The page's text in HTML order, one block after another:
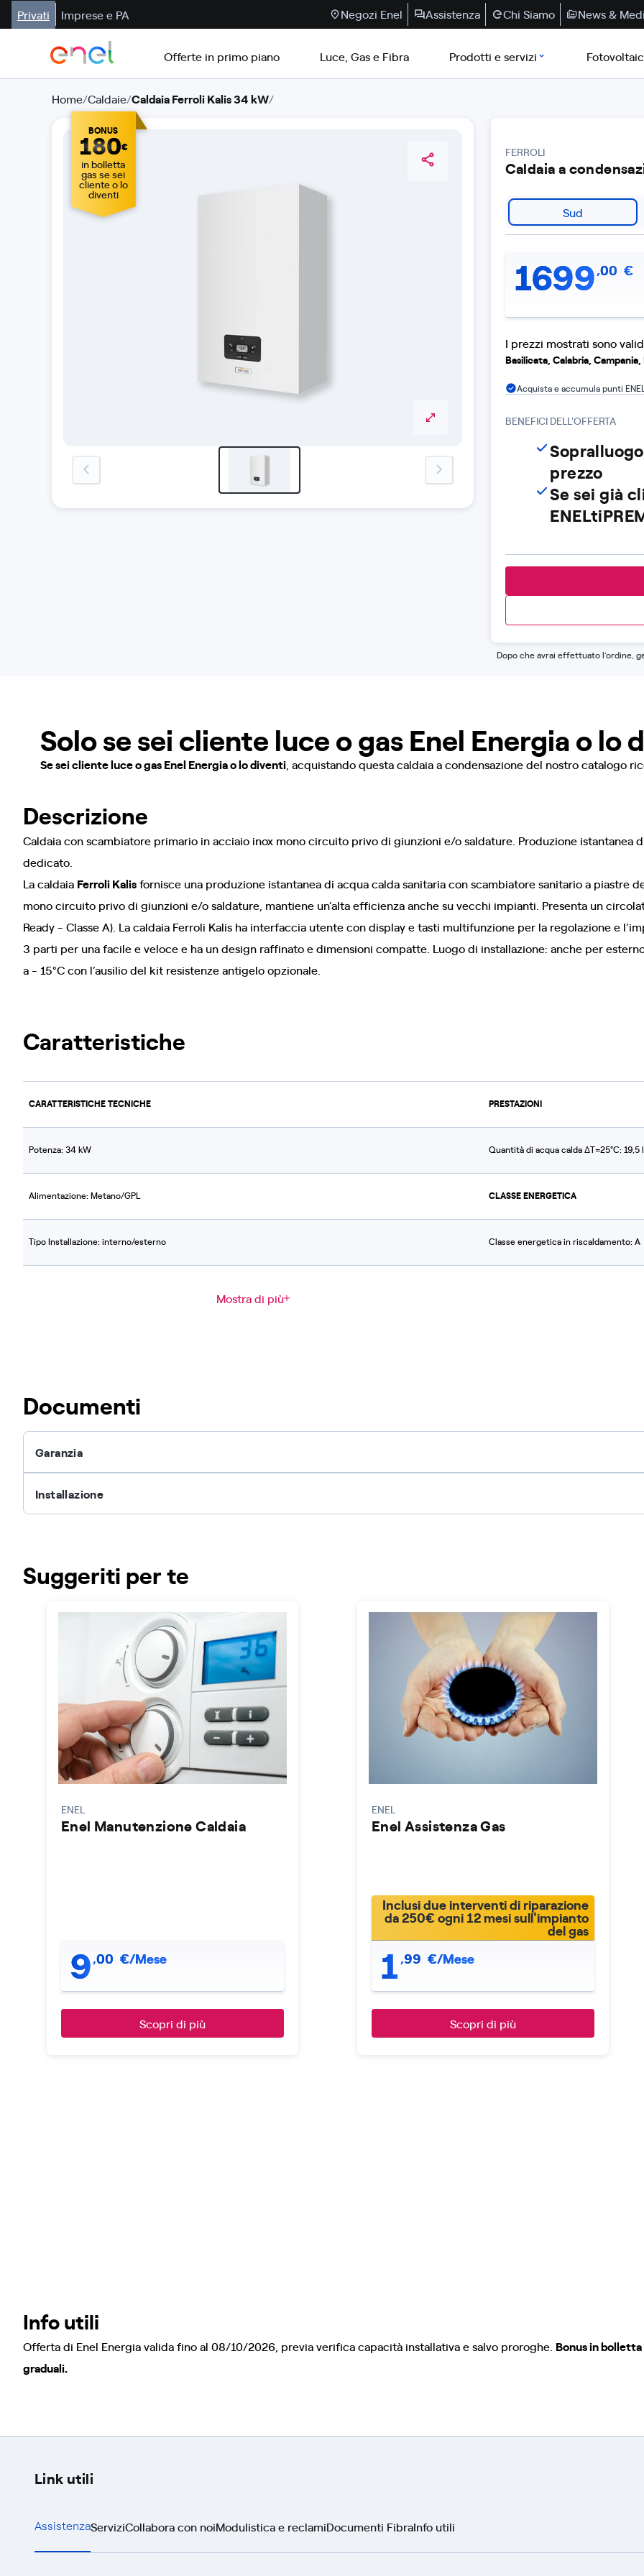
Privati Imprese e PA Negozi Enel Assistenza Chi Siamo News &
Offerte in primo piano Luce, Gas e Fibra Prodotti e servizi
Home/Caldaie/Caldaia Ferroli Kalis 34 kW/
BONUS
180€
in bolletta
gas se sei
cliente o lo
diventi
previous-image next-image
FERROLI
Caldaia a
Sud
1699,00 €
I prezzi mostrati sono
Basilicata, Calabria, Campania,
Acquista e accumula punti
BENEFICI DELL'OFFERTA
prezzo
Se sei già
Dopo che avrai effettuato l'ordine,
Solo se sei cliente luce o gas Enel Energia o lo
Se sei cliente luce o gas Enel Energia o lo diventi , acquistando questa caldaia a condensazione del nostro catalogo
Descrizione
Caldaia con scambiatore primario in acciaio inox mono circuito privo di giunzioni e/o saldature. Produzione istantanea
dedicato.
La caldaia Ferroli Kalisfornisce una produzione istantanea di acqua calda sanitaria con scambiatore sanitario a piastre
mono circuito privo di giunzioni e/o saldature, mantiene un’alta efficienza anche su vecchi impianti. Presenta un
Ready - Classe A). La caldaia Ferroli Kalis ha interfaccia utente con display e tasti multifunzione per la regolazione e
3 parti per una facile e veloce e ha un design raffinato e dimensioni compatte. Luogo di installazione: anche per
a - 15°C con l’ausilio del kit resistenze antigelo opzionale.
Caratteristiche
CARATTERISTICHE TECNICHE
Potenza: 34 kW
Alimentazione: Metano/GPL
Tipo Installazione: interno/esterno
Mostra di più
PRESTAZIONI
Quantità di acqua calda ΔT=25°C: 19,5
CLASSE ENERGETICA
Classe energetica in riscaldamento: A
Documenti
Garanzia
Installazione
Suggeriti per te
ENEL
Enel Manutenzione Caldaia
9,00 €/Mese
Scopri di più
ENEL
Enel Assistenza Gas
Inclusi due interventi di riparazione
da 250€ ogni 12 mesi sull'impianto
del gas
1 ,99 €/Mese
Scopri di più
Info utili
Offerta di Enel Energia valida fino al 08/10/2026, previa verifica capacità installativa e salvo proroghe. Bonus in
graduali.
Link utili
AssistenzaServiziCollabora con noiModulistica e reclamiDocumenti FibraInfo utili